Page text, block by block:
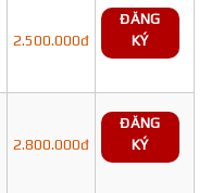
2.500.000đ
ĐĂNG
KÝ
2.800.000đ
ĐĂNG
KÝ